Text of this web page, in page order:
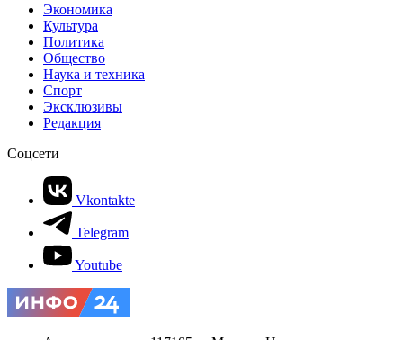
Экономика
Культура
Политика
Общество
Наука и техника
Спорт
Эксклюзивы
Редакция
Соцсети
Vkontakte
Telegram
Youtube